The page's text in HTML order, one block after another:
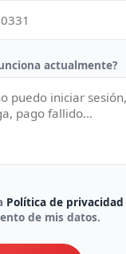
actualmente?
Política de privacidad
de mis datos.